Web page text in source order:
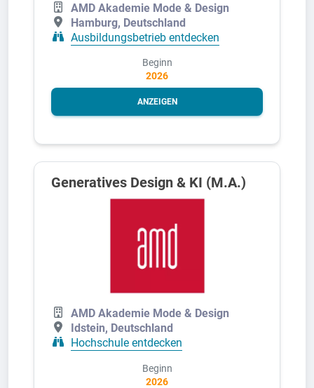
AMD Akademie Mode & Design
Hamburg, Deutschland
Ausbildungsbetrieb entdecken
Beginn
2026
ANZEIGEN
Generatives Design & KI (M.A.)
AMD Akademie Mode & Design
Idstein, Deutschland
Hochschule entdecken
Beginn
2026